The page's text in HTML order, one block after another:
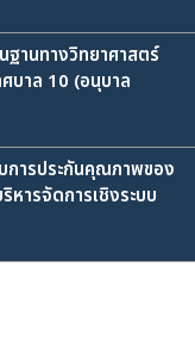
านทางวิทยาศาสตร์
บาล 10 (อนุบาล
การประกันคุณภาพของ
หารจัดการเชิงระบบ